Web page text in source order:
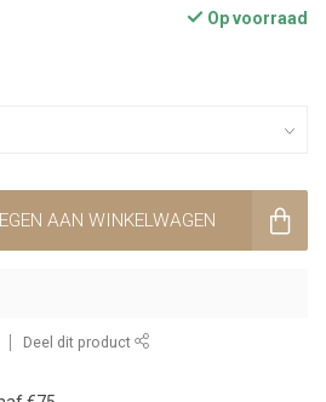
Op voorraad
AAN WINKELWAGEN
Deel dit product